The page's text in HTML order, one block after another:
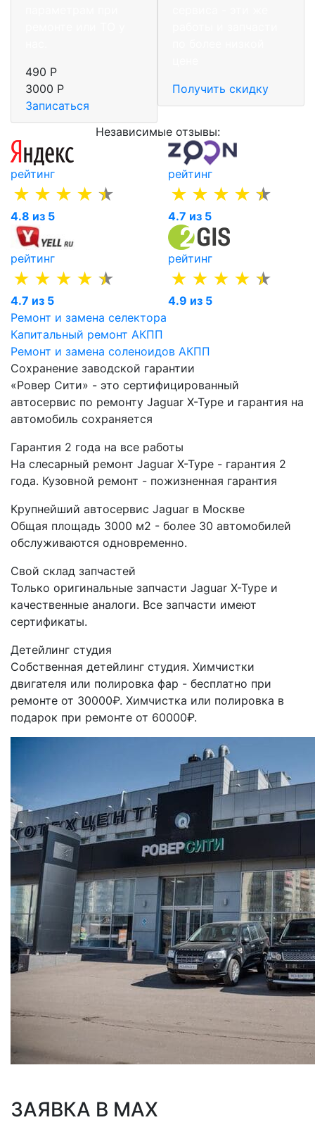
490 Р
3000 Р
Записаться
Получить скидку
Независимые отзывы:
рейтинг
4.8 из 5
рейтинг
4.7 из 5
рейтинг
4.7 из 5
рейтинг
4.9 из 5
Ремонт и замена селектора
Капитальный ремонт АКПП
Ремонт и замена соленоидов АКПП
Сохранение заводской гарантии
«Ровер Сити» - это сертифицированный
автосервис по ремонту Jaguar X-Type и гарантия на
автомобиль сохраняется
Гарантия 2 года на все работы
На слесарный ремонт Jaguar X-Type - гарантия 2
года. Кузовной ремонт - пожизненная гарантия
Крупнейший автосервис Jaguar в Москве
Общая площадь 3000 м2 - более 30 автомобилей
обслуживаются одновременно.
Свой склад запчастей
Только оригинальные запчасти Jaguar X-Type и
качественные аналоги. Все запчасти имеют
сертификаты.
Детейлинг студия
Собственная детейлинг студия. Химчистки
двигателя или полировка фар - бесплатно при
ремонте от 30000₽. Химчистка или полировка в
подарок при ремонте от 60000₽.
ЗАЯВКА В MAX